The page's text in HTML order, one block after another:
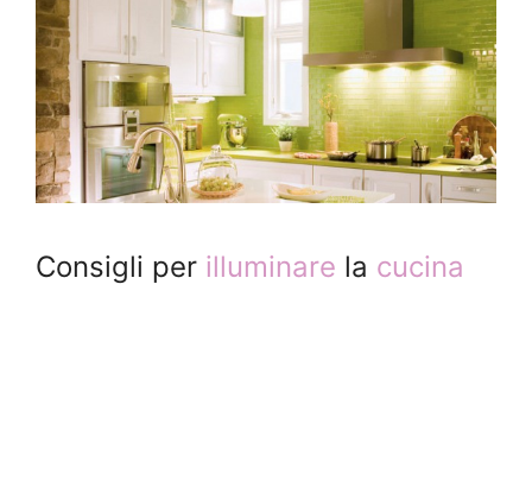
Consigli per illuminare la cucina